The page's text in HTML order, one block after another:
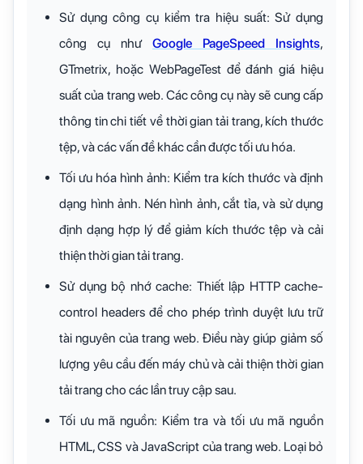
Sử dụng công cụ kiểm tra hiệu suất: Sử dụng
công cụ như Google PageSpeed Insights,
GTmetrix, hoặc WebPageTest để đánh giá hiệu
suất của trang web. Các công cụ này sẽ cung cấp
thông tin chi tiết về thời gian tải trang, kích thước
tệp, và các vấn đề khác cần được tối ưu hóa.
Tối ưu hóa hình ảnh: Kiểm tra kích thước và định
dạng hình ảnh. Nén hình ảnh, cắt tỉa, và sử dụng
định dạng hợp lý để giảm kích thước tệp và cải
thiện thời gian tải trang.
Sử dụng bộ nhớ cache: Thiết lập HTTP cache-
control headers để cho phép trình duyệt lưu trữ
tài nguyên của trang web. Điều này giúp giảm số
lượng yêu cầu đến máy chủ và cải thiện thời gian
tải trang cho các lần truy cập sau.
Tối ưu mã nguồn: Kiểm tra và tối ưu mã nguồn
HTML, CSS và JavaScript của trang web. Loại bỏ